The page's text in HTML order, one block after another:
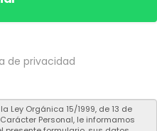
de privacidad